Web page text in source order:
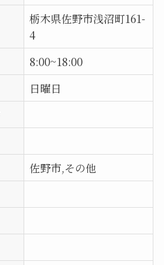
栃木県佐野市浅沼町161-
4
8:00~18:00
日曜日
佐野市,その他